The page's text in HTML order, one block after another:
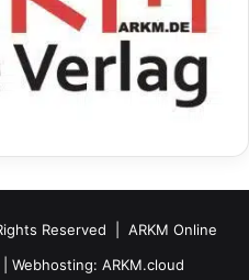
Reserved | ARKM Online
| Webhosting: ARKM.cloud